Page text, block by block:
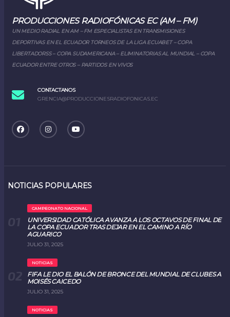
PRODUCCIONES RADIOFÓNICAS EC (AM – FM)
UN MEDIO RADIAL EN AM – FM ESPECIALISTAS EN TRANSMISIONES
DEPORTIVAS EN EL ECUADOR TORNEOS DE LA LIGA ECUABET – COPA
LIBERTADORSS – COPA SUDAMERICANA – ELIMINATORIAS AL MUNDIAL – COPA
ECUADOR ENTRE OTROS – PARTIDOS EN VIVOS
CONTACTANOS
GRENCIA@PRODUCCIONESRADIOFONICAS.EC
NOTICIAS POPULARES
CAMPEONATO NACIONAL
UNIVERSIDAD CATÓLICA AVANZA A LOS OCTAVOS DE FINAL DE
LA COPA ECUADOR TRAS DEJAR EN EL CAMINO A RÍO
AGUARICO
JULIO 31, 2025
NOTICIAS
FIFA LE DIO EL BALÓN DE BRONCE DEL MUNDIAL DE CLUBES A
MOISÉS CAICEDO
JULIO 31, 2025
NOTICIAS